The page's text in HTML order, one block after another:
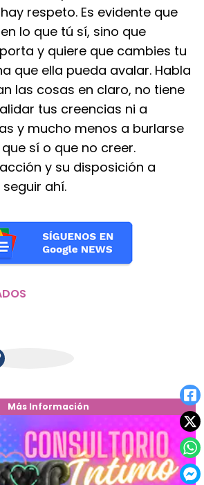
Más Información
respeto. Es evidente que
lo que tú sí, sino que
y quiere que cambies tu
que ella pueda avalar. Habla
las cosas en claro, no tiene
tus creencias ni a
y mucho menos a burlarse
sí o que no creer.
y su disposición a
ahí.